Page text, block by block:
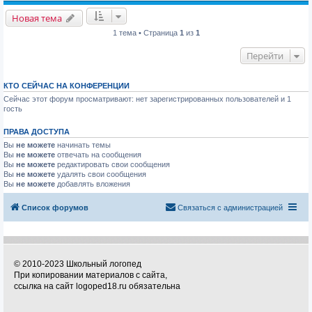
Новая тема
1 тема • Страница 1 из 1
Перейти
КТО СЕЙЧАС НА КОНФЕРЕНЦИИ
Сейчас этот форум просматривают: нет зарегистрированных пользователей и 1
гость
ПРАВА ДОСТУПА
Вы не можете начинать темы
Вы не можете отвечать на сообщения
Вы не можете редактировать свои сообщения
Вы не можете удалять свои сообщения
Вы не можете добавлять вложения
Список форумов Связаться с администрацией
© 2010-2023 Школьный логопед
При копировании материалов с сайта,
ссылка на сайт logoped18.ru обязательна